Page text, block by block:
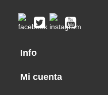
Info
Mi cuenta